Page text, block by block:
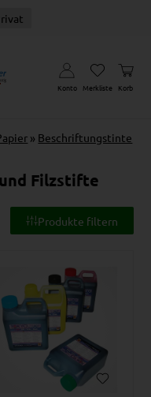
Konto Merkliste Korb
» Beschriftungstinte
Filzstifte
Produkte filtern